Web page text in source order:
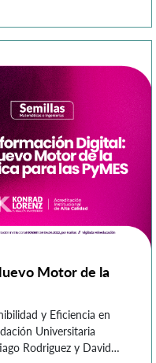
Motor de la
y Eficiencia en
Universitaria
Rodriguez y David